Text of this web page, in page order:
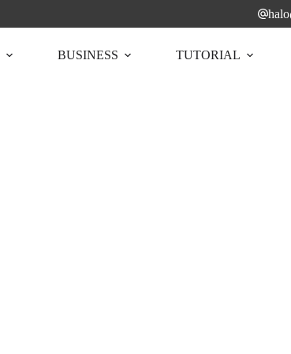
BUSINESS TUTORIAL